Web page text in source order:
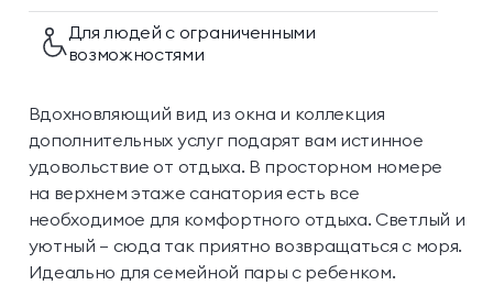
Для людей с ограниченными
возможностями
Вдохновляющий вид из окна и коллекция
дополнительных услуг подарят вам истинное
удовольствие от отдыха. В просторном номере
на верхнем этаже санатория есть все
необходимое для комфортного отдыха. Светлый и
уютный — сюда так приятно возвращаться с моря.
Идеально для семейной пары с ребенком.